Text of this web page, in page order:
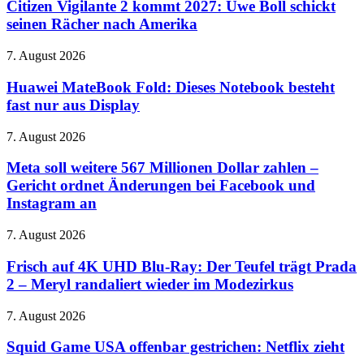
2
kommt
2027:
Boll
seinen
Rächer
Amerika
Citizen Vigilante 2 kommt 2027: Uwe Boll schickt
seinen Rächer nach Amerika
Huawei
Fold:
Dieses
Notebook
fast
aus
Display
7. August 2026
Huawei MateBook Fold: Dieses Notebook besteht
fast nur aus Display
Meta
weitere
567
Millionen
Dollar
–
ordnet
Änderungen
Facebook
Instagram
7. August 2026
Meta soll weitere 567 Millionen Dollar zahlen –
Gericht ordnet Änderungen bei Facebook und
Instagram an
Frisch
4K
UHD
Blu-
Der
trägt
7. August 2026
Frisch auf 4K UHD Blu-Ray: Der Teufel trägt Prada
2 – Meryl randaliert wieder im Modezirkus
Squid
USA
7. August 2026
Squid Game USA offenbar gestrichen: Netflix zieht